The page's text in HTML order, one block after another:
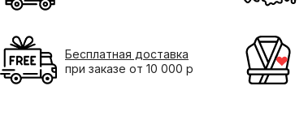
Бесплатная доставка
при заказе от 10 000 р